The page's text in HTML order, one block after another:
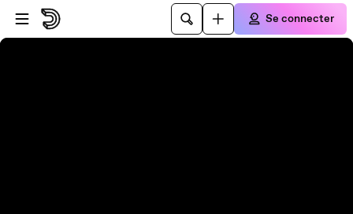
Passer au player
Passer au contenu principal
Se connecter